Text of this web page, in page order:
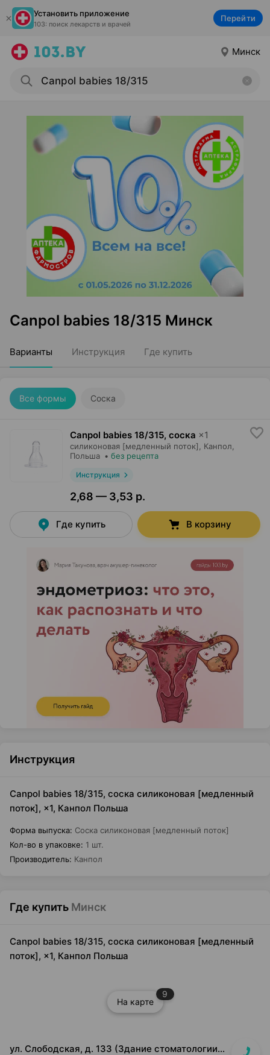
Установить приложение
103: поиск лекарств и врачей
Перейти
Минск
Canpol babies 18/315 Минск
Варианты Инструкция Где купить
Все формы Соска
Canpol babies 18/315, соска ×1
силиконовая [медленный поток], Канпол
Польша • без рецепта
Инструкция
2,68 — 3,53 р.
Где купить В корзину
Инструкция
Canpol babies 18/315, соска силиконовая [медленный
поток], ×1, Канпол Польша
Форма выпуска: Соска силиконовая [медленный поток]
Кол-во в упаковке: 1 шт.
Производитель: Канпол
Где купить Минск
Canpol babies 18/315, соска силиконовая [медленный
поток], ×1, Канпол Польша
На карте
9
ул. Слободская, д. 133 (Здание стоматологии, отдельный вход)